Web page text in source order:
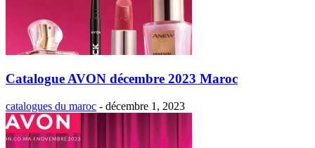
Catalogue AVON décembre 2023 Maroc
catalogues du maroc - décembre 1, 2023